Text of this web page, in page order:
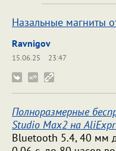
Назальные магниты
Ravnigov
15.06.25
23:47
Полноразмерные
Studio Max2 на
Bluetooth 5.4, 40 мм